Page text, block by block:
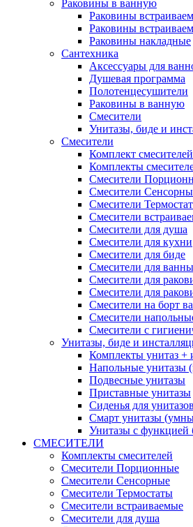
Раковины в ванную
Раковины
Раковины
Раковины накладные
Сантехника
Аксессуары для
Душевая программа
Полотенцесушители
Раковины в ванную
Смесители
Унитазы, биде и
Смесители
Комплект
Комплекты
Смесители
Смесители
Смесители
Смесители
Смесители для душа
Смесители для кухни
Смесители для биде
Смесители для ванны
Смесители для
Смесители для
Смесители на борт
Смесители
Смесители с
Унитазы, биде и
Комплекты унитаз +
Напольные унитазы
Подвесные унитазы
Приставные унитазы
Сиденья для унитазов
Смарт унитазы
Унитазы с функцией
СМЕСИТЕЛИ
Комплекты смесителей
Смесители Порционные
Смесители Сенсорные
Смесители Термостаты
Смесители встраиваемые
Смесители для душа